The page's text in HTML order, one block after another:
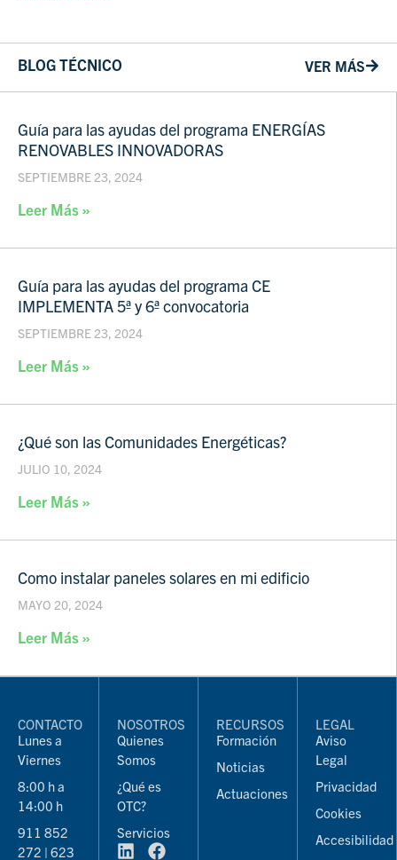
BLOG TÉCNICO VER MÁS
Guía para las ayudas del programa ENERGÍAS
RENOVABLES INNOVADORAS
SEPTIEMBRE 23, 2024
Leer Más »
Guía para las ayudas del programa CE
IMPLEMENTA 5ª y 6ª convocatoria
SEPTIEMBRE 23, 2024
Leer Más »
¿Qué son las Comunidades Energéticas?
JULIO 10, 2024
Leer Más »
Como instalar paneles solares en mi edificio
MAYO 20, 2024
Leer Más »
CONTACTO
Lunes a
Viernes
8:00 h a
14:00 h
911 852
272 | 623
NOSOTROS
Quienes
Somos
¿Qué es
OTC?
Servicios
RECURSOS
Formación
Noticias
Actuaciones
LEGAL
Aviso
Legal
Privacidad
Cookies
Accesibilidad